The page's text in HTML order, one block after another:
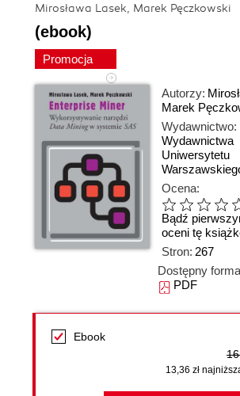
Mirosława Lasek, Marek Pęczkowski
(ebook)
Promocja
Autorzy:
Marek
Wydawnictwo:
Wydawnictwa
Uniwersytetu
Ocena:
Bądź
oceni tę
Stron: 267
Dostępny
PDF
Ebook
13,36 zł